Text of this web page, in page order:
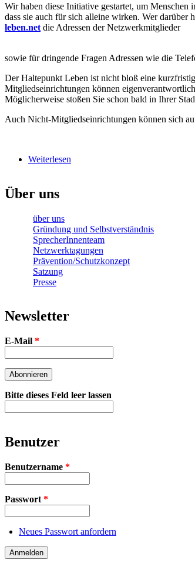
Wir haben diese Initiative gestartet, um Menschen
dass sie auch für sich alleine wirken. Wer darüber
leben.net die Adressen der Netzwerkmitglieder
haltepunkt-schild.jpg
sowie für dringende Fragen Adressen wie die
Der Haltepunkt Leben ist nicht bloß eine
Mitgliedseinrichtungen können
Möglicherweise stoßen Sie schon bald in Ihrer
Auch Nicht-Mitgliedseinrichtungen können sich
haltepunkt-bank.jpg
Weiterlesen
Über uns
über uns
Gründung und Selbstverständnis
SprecherInnenteam
Netzwerktagungen
Prävention/Schutzkonzept
Satzung
Presse
Newsletter
E-Mail *
Bitte dieses Feld leer lassen
Benutzer
Benutzername *
Passwort *
Neues Passwort anfordern